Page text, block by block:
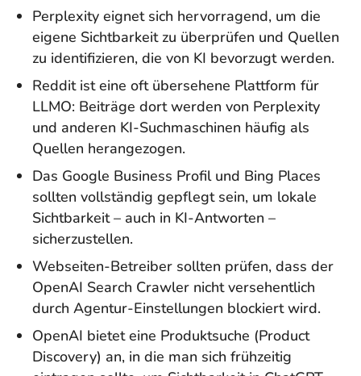
Perplexity eignet sich hervorragend, um die
eigene Sichtbarkeit zu überprüfen und Quellen
zu identifizieren, die von KI bevorzugt werden.
Reddit ist eine oft übersehene Plattform für
LLMO: Beiträge dort werden von Perplexity
und anderen KI-Suchmaschinen häufig als
Quellen herangezogen.
Das Google Business Profil und Bing Places
sollten vollständig gepflegt sein, um lokale
Sichtbarkeit – auch in KI-Antworten –
sicherzustellen.
Webseiten-Betreiber sollten prüfen, dass der
OpenAI Search Crawler nicht versehentlich
durch Agentur-Einstellungen blockiert wird.
OpenAI bietet eine Produktsuche (Product
Discovery) an, in die man sich frühzeitig